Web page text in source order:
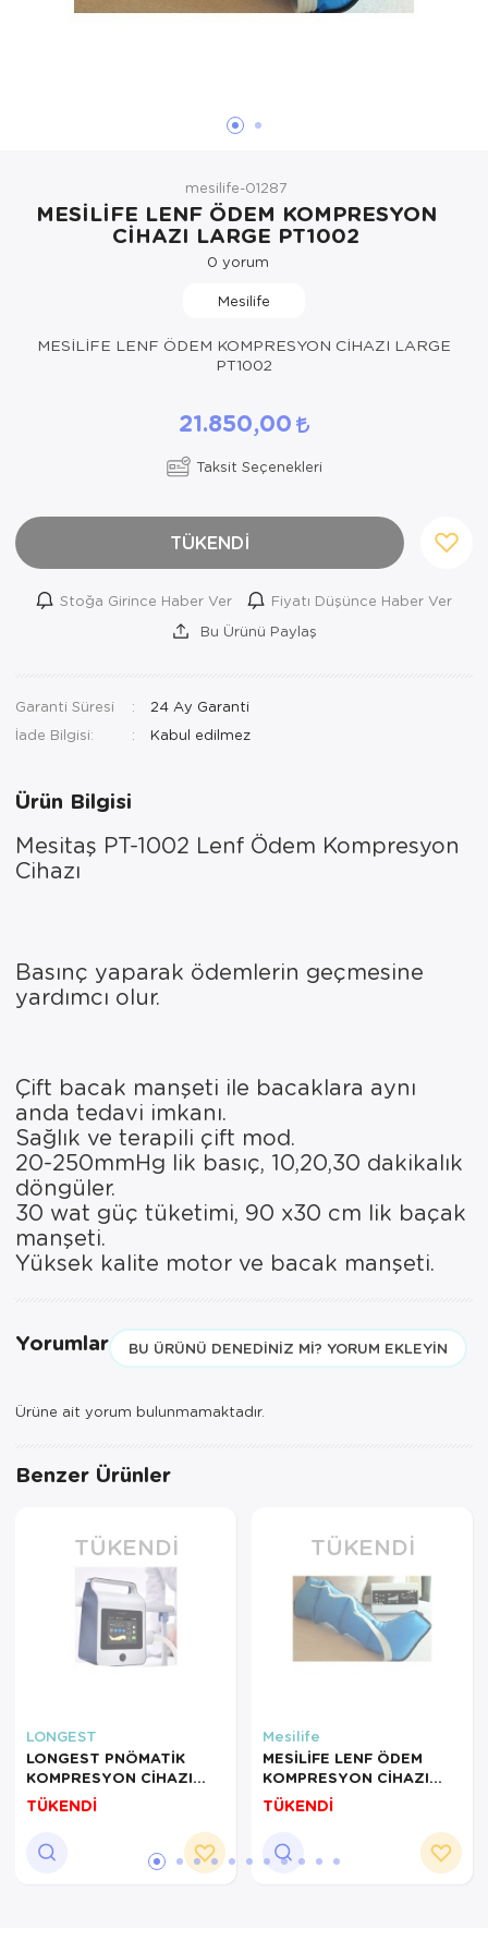
Ortopedi Ürünleri
Ortopedi Ürünleri
Ortopedi Ürünleri
Ortopedi Ürünleri
Sarf Malzemeleri
Sarf Malzemeleri
mesilife-01287
MESİLİFE LENF ÖDEM KOMPRESYON
CİHAZI LARGE PT1002
0 yorum
Mesilife
MESİLİFE LENF ÖDEM KOMPRESYON CİHAZI LARGE
PT1002
21.850,00
Taksit Seçenekleri
TÜKENDİ
Stoğa Girince Haber Ver
Fiyatı Düşünce Haber Ver
Bu Ürünü Paylaş
Garanti Süresi
24 Ay Garanti
İade Bilgisi:
Ürün Bilgisi
Mesitaş PT-1002 Lenf Ödem Kompresyon
Cihazı
Basınç yaparak ödemlerin geçmesine
yardımcı olur.
Çift bacak manşeti ile bacaklara aynı
anda tedavi imkanı.
Sağlık ve terapili çift mod.
20-250mmHg lik basıç, 10,20,30 dakikalık
döngüler.
30 wat güç tüketimi, 90 x30 cm lik baçak
manşeti.
Yüksek kalite motor ve bacak manşeti.
Yorumlar BU ÜRÜNÜ DENEDINIZ MI? YORUM EKLEYIN
Ürüne ait yorum bulunmamaktadır.
Benzer Ürünler
TÜKENDI
LONGEST
LONGEST PNÖMATİK
KOMPRESYON CİHAZI
LGT-2200DVT
TÜKENDİ
TÜKENDI
Mesilife
MESİLİFE LENF ÖDEM
KOMPRESYON CİHAZI
XLARGE PT1002
TÜKENDİ